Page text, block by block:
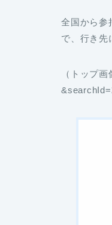
全国から参
で、行き先
（トップ